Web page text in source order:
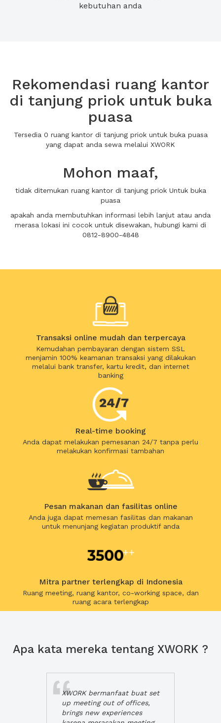
kebutuhan anda
Rekomendasi ruang kantor
di tanjung priok untuk buka
puasa
Tersedia 0 ruang kantor di tanjung priok untuk buka puasa
yang dapat anda sewa melalui XWORK
Mohon maaf,
tidak ditemukan ruang kantor di tanjung priok Untuk buka
puasa
apakah anda membutuhkan informasi lebih lanjut atau anda
merasa lokasi ini cocok untuk disewakan, hubungi kami di
0812-8900-4848
Transaksi online mudah dan terpercaya
Kemudahan pembayaran dengan sistem SSL
menjamin 100% keamanan transaksi yang dilakukan
melalui bank transfer, kartu kredit, dan internet
banking
Real-time booking
Anda dapat melakukan pemesanan 24/7 tanpa perlu
melakukan konfirmasi tambahan
Pesan makanan dan fasilitas online
Anda juga dapat memesan fasilitas dan makanan
untuk menunjang kegiatan produktif anda
Mitra partner terlengkap di Indonesia
Ruang meeting, ruang kantor, co-working space, dan
ruang acara terlengkap
Apa kata mereka tentang XWORK ?
XWORK bermanfaat buat set
up meeting out of offices,
brings new experiences